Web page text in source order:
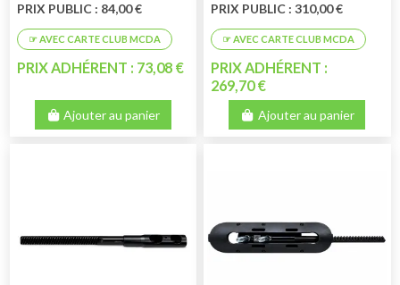
PRIX PUBLIC : 84,00 €
PRIX ADHÉRENT : 73,08 €
Ajouter au panier
PRIX PUBLIC : 310,00 €
PRIX ADHÉRENT :
269,70 €
Ajouter au panier